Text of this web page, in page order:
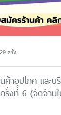
ครั้ง
าอุปโภค และบ
รั้งที่ 6 (จัดจ้าน